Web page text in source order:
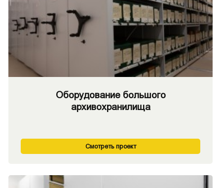
Оборудование большого
архивохранилища
Смотреть проект